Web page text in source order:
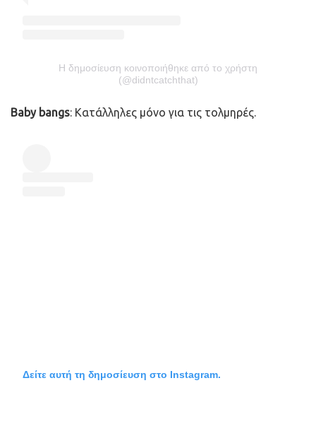
Η δημοσίευση κοινοποιήθηκε από το χρήστη
(@didntcatchthat)
Baby bangs: Κατάλληλες μόνο για τις τολμηρές.
Δείτε αυτή τη δημοσίευση στο Instagram.